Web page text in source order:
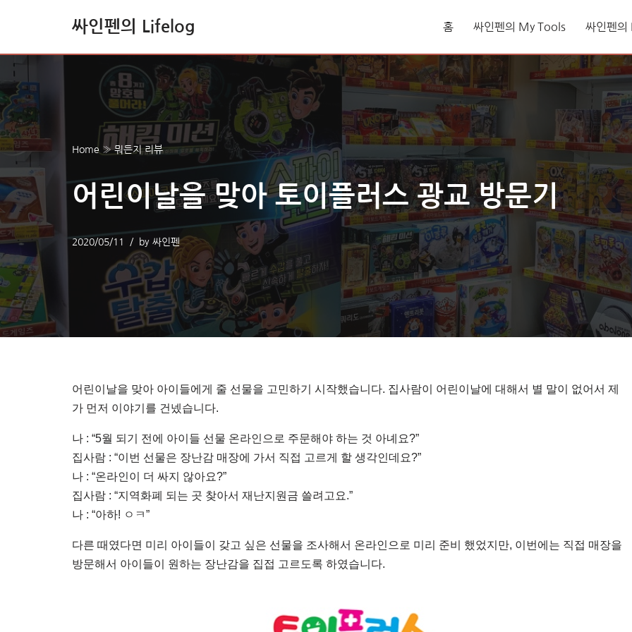
텐
츠
로
건
너
뛰
싸인펜의 Lifelog 홈 싸인펜의 My Tools 싸인펜
Home »뭐든지 리뷰
어린이날을 맞아 토이플러스 광교 방문기
2020/05/11 by 싸인펜
어린이날을 맞아 아이들에게 줄 선물을 고민하기 시작했습니다. 집사람이 어린이날에 대해서 별 말이 없어서 제
가 먼저 이야기를 건넸습니다.
나 : “5월 되기 전에 아이들 선물 온라인으로 주문해야 하는 것 아녜요?”
집사람 : “이번 선물은 장난감 매장에 가서 직접 고르게 할 생각인데요?”
나 : “온라인이 더 싸지 않아요?”
집사람 : “지역화폐 되는 곳 찾아서 재난지원금 쓸려고요.”
나 : “아하! ㅇㅋ”
다른 때였다면 미리 아이들이 갖고 싶은 선물을 조사해서 온라인으로 미리 준비 했었지만, 이번에는 직접 매장을
방문해서 아이들이 원하는 장난감을 집접 고르도록 하였습니다.